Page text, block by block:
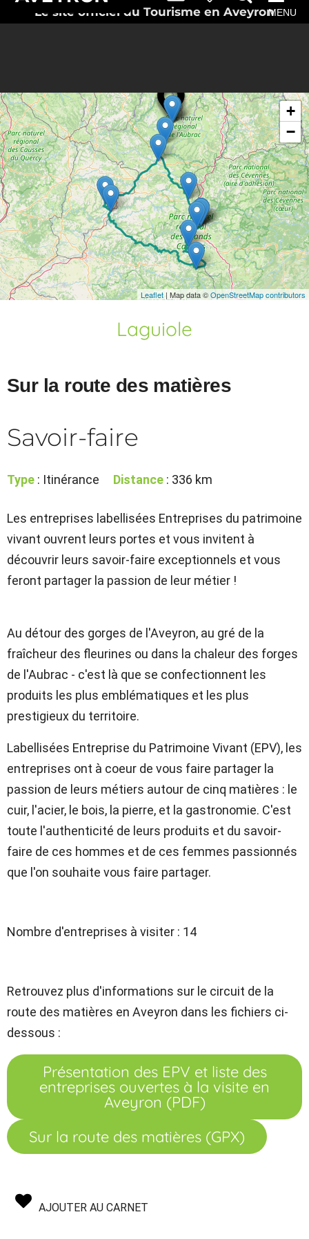
Le site officiel du Tourisme en AveyronMENU
+
−
Leaflet | Map data ©OpenStreetMap contributors
Laguiole
Sur la route des matières
Savoir-faire
Type : Itinérance Distance : 336 km
Les entreprises labellisées Entreprises du patrimoine
vivant ouvrent leurs portes et vous invitent à
découvrir leurs savoir-faire exceptionnels et vous
feront partager la passion de leur métier !
Au détour des gorges de l'Aveyron, au gré de la
fraîcheur des fleurines ou dans la chaleur des forges
de l'Aubrac - c'est là que se confectionnent les
produits les plus emblématiques et les plus
prestigieux du territoire.
Labellisées Entreprise du Patrimoine Vivant (EPV), les
entreprises ont à coeur de vous faire partager la
passion de leurs métiers autour de cinq matières : le
cuir, l'acier, le bois, la pierre, et la gastronomie. C'est
toute l'authenticité de leurs produits et du savoir-
faire de ces hommes et de ces femmes passionnés
que l'on souhaite vous faire partager.
Nombre d'entreprises à visiter : 14
Retrouvez plus d'informations sur le circuit de la
route des matières en Aveyron dans les fichiers ci-
dessous :
Présentation des EPV et liste des
entreprises ouvertes à la visite en
Aveyron (PDF)
Sur la route des matières (GPX)
AJOUTER AU CARNET